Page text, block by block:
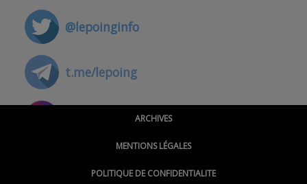
@lepoinginfo
t.me/lepoing
@montpellierpoinginfo
ARCHIVES
MENTIONS LÉGALES
POLITIQUE DE CONFIDENTIALITE